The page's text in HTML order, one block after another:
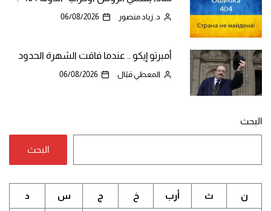
د. زياد منصور 06/08/2026
أمبرتو إيكو .. عندما فاقت الشهرة الحدود
المعطي قبّال 06/08/2026
البحث
البحث
ن ث أرب خ ج س د